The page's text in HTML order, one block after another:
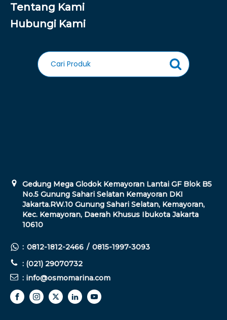
Tentang Kami
Hubungi Kami
Gedung Mega Glodok Kemayoran Lantai GF Blok B5
No.5 Gunung Sahari Selatan Kemayoran DKI
Jakarta.RW.10 Gunung Sahari Selatan, Kemayoran,
Kec. Kemayoran, Daerah Khusus Ibukota Jakarta
10610
: 0812-1812-2466 / 0815-1997-3093
: (021) 29070732
: info@osmomarina.com